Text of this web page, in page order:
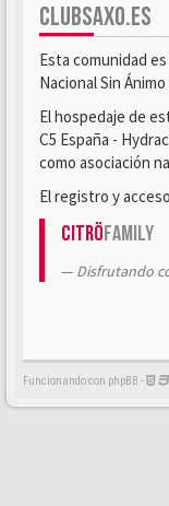
CLUBSAXO.ES
Esta comunidad
Nacional Sin
El hospedaje de
C5 España -
como asociación
El registro y
CitröFamily
Disfrutando
Funcionando con phpBB -